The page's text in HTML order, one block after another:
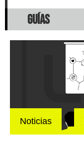
GUÍAS
Noticias